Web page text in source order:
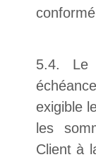
5.4. Le
exigible
les
Client à